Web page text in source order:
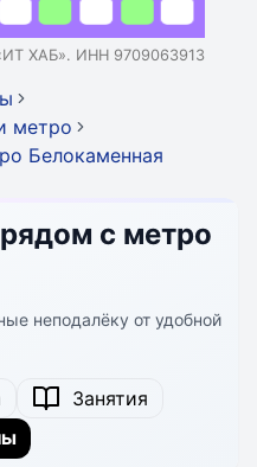
ХАБ». ИНН 9709063913
метро
Белокаменная
с метро
неподалёку от удобной
Занятия